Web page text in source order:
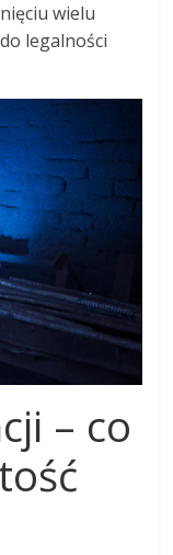
wielu
legalności
– co